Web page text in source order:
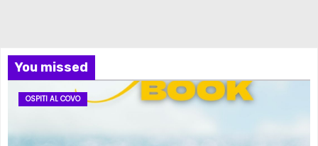
You missed
OSPITI AL COVO